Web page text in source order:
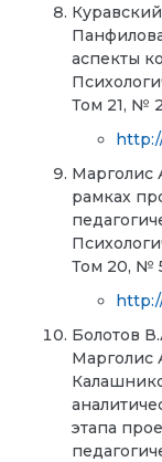
аспекты
Том 21, №
Марголис
рамках
Том 20, №
Болотов
Марголис
этапа